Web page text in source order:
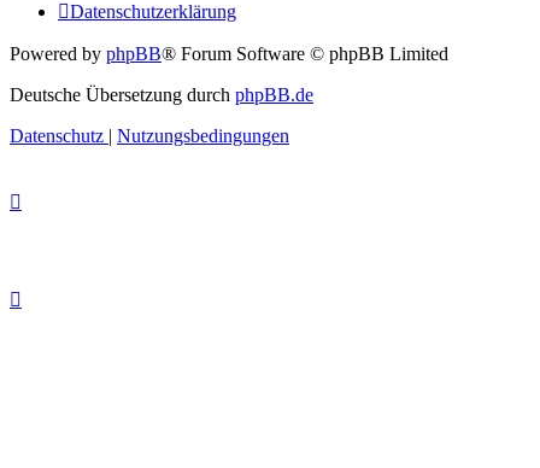
Datenschutzerklärung
Powered by phpBB® Forum Software © phpBB Limited
Deutsche Übersetzung durch phpBB.de
Datenschutz | Nutzungsbedingungen